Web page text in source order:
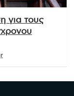
για τους